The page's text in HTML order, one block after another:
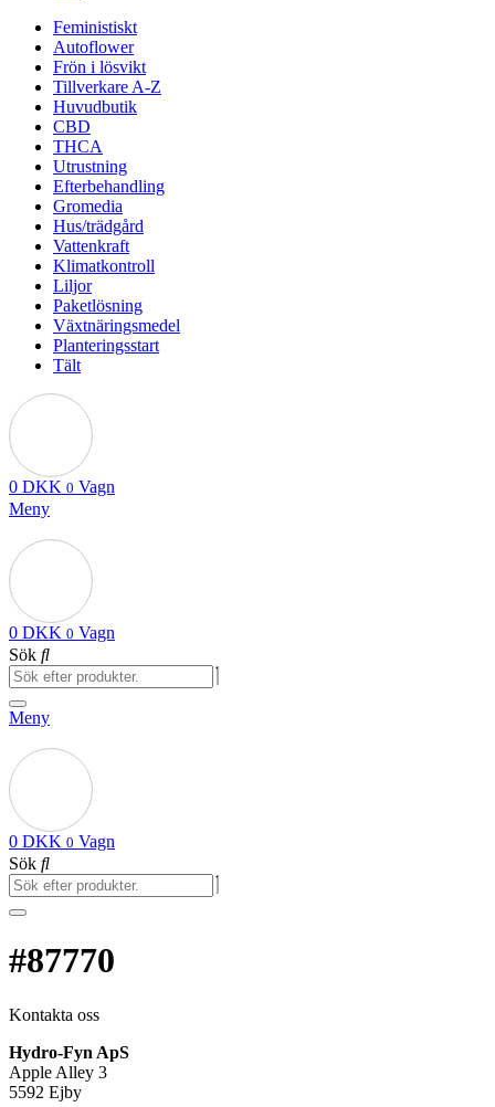
Feministiskt
Autoflower
Frön i lösvikt
Tillverkare A-Z
Huvudbutik
CBD
THCA
Utrustning
Efterbehandling
Gromedia
Hus/trädgård
Vattenkraft
Klimatkontroll
Liljor
Paketlösning
Växtnäringsmedel
Planteringsstart
Tält
0 DKK 0 Vagn
Meny
0 DKK 0 Vagn
Sök
Meny
0 DKK 0 Vagn
Sök
#87770
Kontakta oss
Hydro-Fyn ApS
Apple Alley 3
5592 Ejby